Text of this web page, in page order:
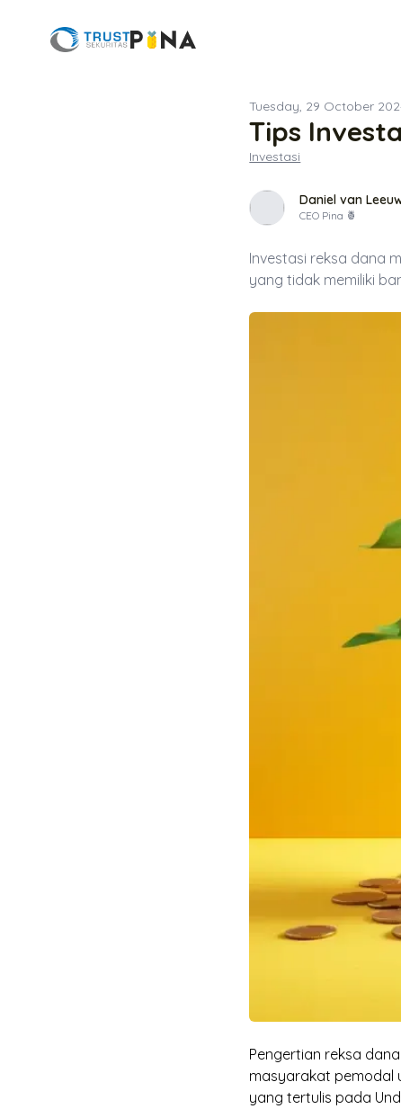
Tuesday, 29 October
Tips
Investasi
Daniel van
CEO Pina 🍍
Investasi reksa dana
yang tidak memiliki
Pengertian reksa
masyarakat pemodal
yang tertulis pada